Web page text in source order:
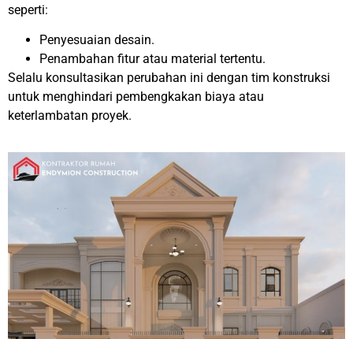
seperti:
Penyesuaian desain.
Penambahan fitur atau material tertentu.
Selalu konsultasikan perubahan ini dengan tim konstruksi
untuk menghindari pembengkakan biaya atau
keterlambatan proyek.